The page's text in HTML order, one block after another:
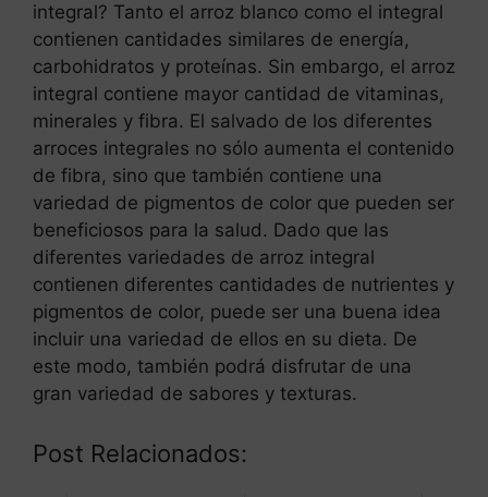
integral? Tanto el arroz blanco como el integral
contienen cantidades similares de energía,
carbohidratos y proteínas. Sin embargo, el arroz
integral contiene mayor cantidad de vitaminas,
minerales y fibra. El salvado de los diferentes
arroces integrales no sólo aumenta el contenido
de fibra, sino que también contiene una
variedad de pigmentos de color que pueden ser
beneficiosos para la salud. Dado que las
diferentes variedades de arroz integral
contienen diferentes cantidades de nutrientes y
pigmentos de color, puede ser una buena idea
incluir una variedad de ellos en su dieta. De
este modo, también podrá disfrutar de una
gran variedad de sabores y texturas.
Post Relacionados: